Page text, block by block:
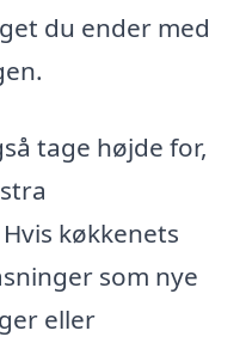
du ender med
tage højde for,
køkkenets
som nye
eller